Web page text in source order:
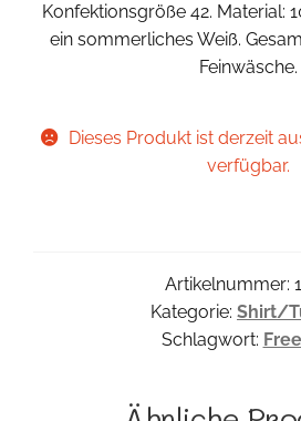
Konfektionsgröße 42. Material:
ein sommerliches Weiß.
Feinwäsche.
Dieses Produkt ist derzeit
verfügbar.
Artikelnummer:
Kategorie: Shirt/
Schlagwort: